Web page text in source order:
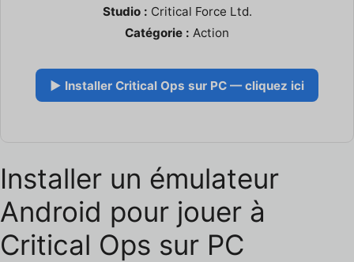
Studio : Critical Force Ltd.
Catégorie : Action
▶ Installer Critical Ops sur PC — cliquez ici
Installer un émulateur
Android pour jouer à
Critical Ops sur PC